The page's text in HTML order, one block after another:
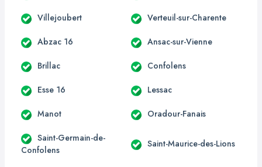
Villejoubert Verteuil-sur-Charente
Abzac 16 Ansac-sur-Vienne
Brillac Confolens
Esse 16 Lessac
Manot Oradour-Fanais
Saint-Germain-de-
Confolens
Saint-Maurice-des-Lions